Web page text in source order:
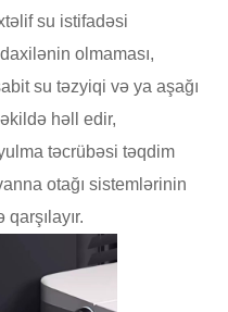
su istifadəsi
olmaması,
su təzyiqi və ya aşağı
həll edir,
təcrübəsi təqdim
otağı sistemlərinin